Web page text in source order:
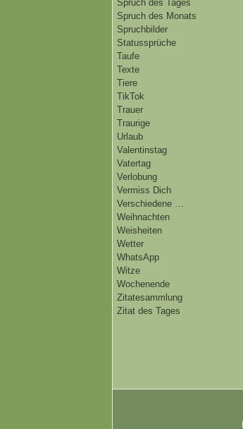
Spruch des Tages
Spruch des Monats
Spruchbilder
Statussprüche
Taufe
Texte
Tiere
TikTok
Trauer
Traurige
Urlaub
Valentinstag
Vatertag
Verlobung
Vermiss Dich
Verschiedene …
Weihnachten
Weisheiten
Wetter
WhatsApp
Witze
Wochenende
Zitatesammlung
Zitat des Tages